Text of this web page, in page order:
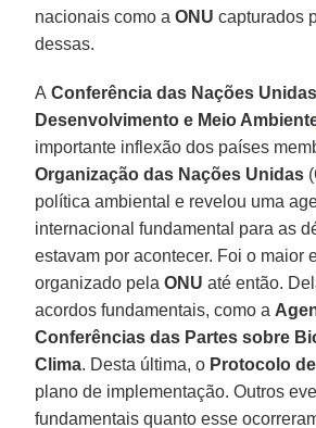
nacionais como aONU capturados
dessas.
A Conferência das Nações
Desenvolvimento e Meio
importante inflexão dos países
Organização das Nações Unidas
política ambiental e revelou uma
internacional fundamental para as
estavam por acontecer. Foi o maior
organizado pelaONU até então.
acordos fundamentais, como a
Conferências das Partes sobre
Clima. Desta última, o Protocolo
plano de implementação. Outros
fundamentais quanto esse